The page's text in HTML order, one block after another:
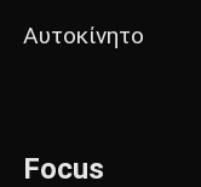
Αυτοκίνητο
Focus